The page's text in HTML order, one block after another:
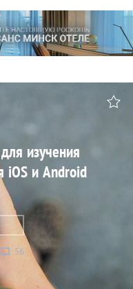
изучения
iOS и Android
56